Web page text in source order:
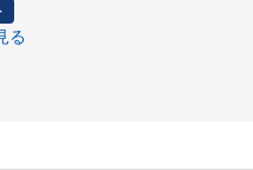
る